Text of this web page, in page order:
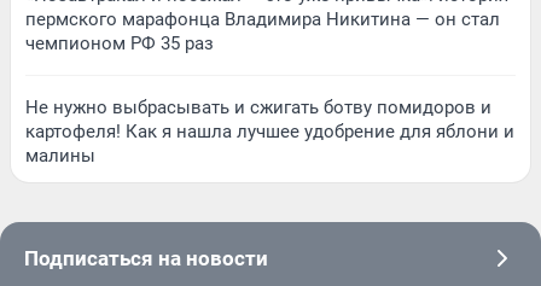
пермского марафонца Владимира Никитина — он стал
чемпионом РФ 35 раз
Не нужно выбрасывать и сжигать ботву помидоров и
картофеля! Как я нашла лучшее удобрение для яблони и
малины
Подписаться на новости